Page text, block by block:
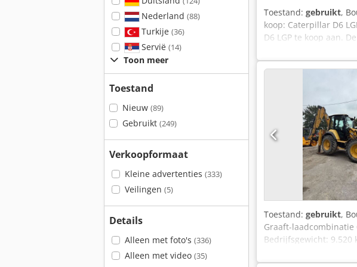
Nederland (88)
Turkije (36)
Servië (14)
Toon meer
Toestand
Nieuw (89)
Gebruikt (249)
Verkoopformaat
Kleine advertenties (333)
Veilingen (5)
Details
Alleen met foto's (336)
Alleen met video (35)
Toestand: gebruikt,
koop: Caterpillar D6
D6 LGP te koop aan.
inzetbaar.
onderhouden,
uitrusting) Uitrusting:
verwarming en
volledig functioneel *
behandeld. Geen
terreinprofilering en
Locatie: Bergkamen
Toestand: gebruikt,
Graaft-
Bedrijfsgewicht: 9.520